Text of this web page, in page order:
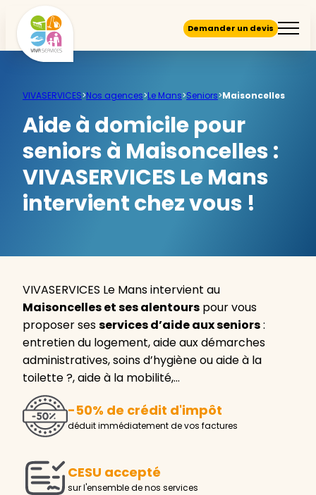
Demander un devis
VIVASERVICES>Nos agences>Le Mans>Seniors>Maisoncelles
Aide à domicile pour
seniors à Maisoncelles :
VIVASERVICES Le Mans
intervient chez vous !
VIVASERVICES Le Mans intervient au
Maisoncelles et ses alentours pour vous
proposer sesservices d’aide aux seniors:
entretien du logement, aide aux démarches
administratives, soins d’hygiène ou aide à la
toilette ?, aide à la mobilité,…
-50% de crédit d'impôt
déduit immédiatement de vos factures
CESU accepté
sur l'ensemble de nos services